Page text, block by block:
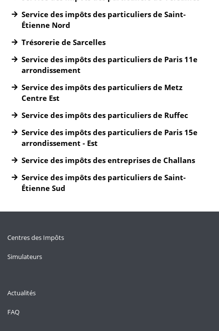
Service des impôts des particuliers de Saint-
Étienne Nord
Trésorerie de Sarcelles
Service des impôts des particuliers de Paris 11e
arrondissement
Service des impôts des particuliers de Metz
Centre Est
Service des impôts des particuliers de Ruffec
Service des impôts des particuliers de Paris 15e
arrondissement - Est
Service des impôts des entreprises de Challans
Service des impôts des particuliers de Saint-
Étienne Sud
Centres des Impôts
Simulateurs
Actualités
FAQ